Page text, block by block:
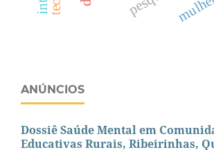
ANÚNCIOS
Dossiê Saúde Mental em
Educativas Rurais, Ribeirinhas,